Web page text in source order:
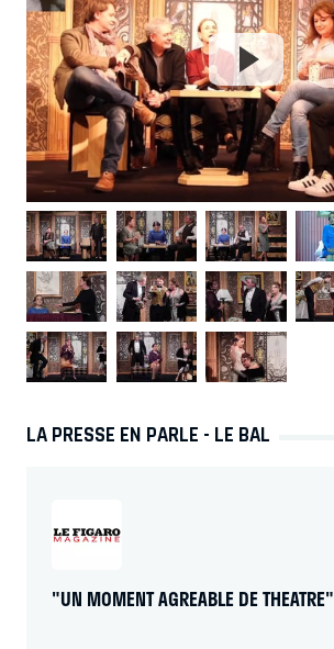
LA PRESSE EN PARLE - LE BAL
"UN MOMENT AGREABLE DE THEATRE"